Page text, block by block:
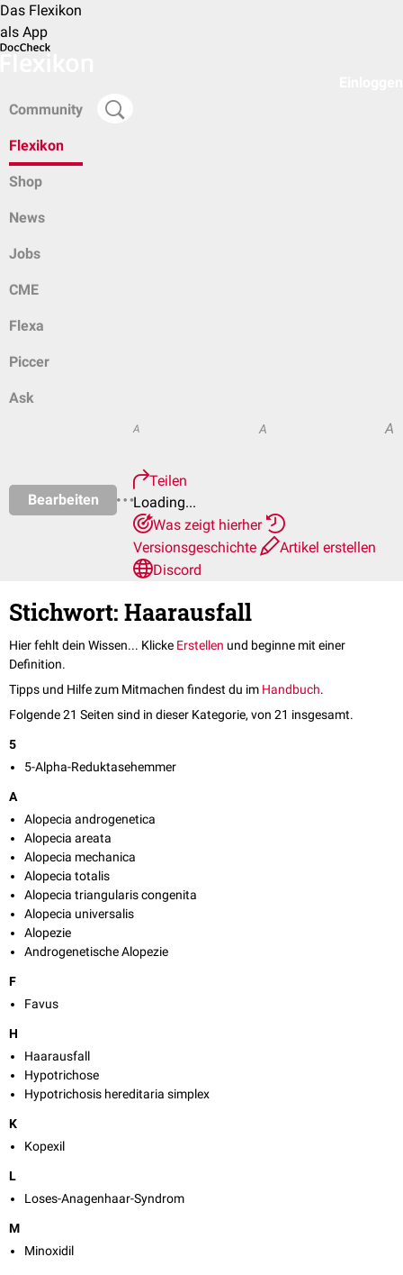
Das Flexikon
als App
Community
Flexikon
Shop
News
Jobs
CME
Flexa
Piccer
Ask
Bearbeiten
A A A
Teilen
Loading...
Was zeigt hierher
Versionsgeschichte
Artikel erstellen
Discord
Stichwort: Haarausfall
Hier fehlt dein Wissen... Klicke Erstellen und beginne mit einer
Definition.
Tipps und Hilfe zum Mitmachen findest du im Handbuch.
Folgende 21 Seiten sind in dieser Kategorie, von 21 insgesamt.
5
5-Alpha-Reduktasehemmer
A
Alopecia androgenetica
Alopecia areata
Alopecia mechanica
Alopecia totalis
Alopecia triangularis congenita
Alopecia universalis
Alopezie
Androgenetische Alopezie
F
Favus
H
Haarausfall
Hypotrichose
Hypotrichosis hereditaria simplex
K
Kopexil
L
Loses-Anagenhaar-Syndrom
M
Minoxidil